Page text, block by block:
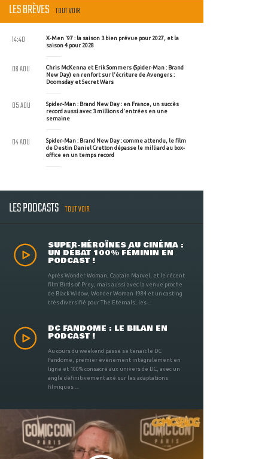
LES BRÈVES TOUT VOIR
X-Men '97 : la saison 3 bien prévue pour 2027, et la
saison 4 pour 2028
14:40
Chris McKenna et Erik Sommers (Spider-Man : Brand
New Day) en renfort sur l'écriture de Avengers :
Doomsday et Secret Wars
06 AOU
Spider-Man : Brand New Day : en France, un succès
record aussi avec 3 millions d'entrées en une
semaine
05 AOU
Spider-Man : Brand New Day : comme attendu, le film
de Destin Daniel Cretton dépasse le milliard au box-
office en un temps record
04 AOU
LES PODCASTS TOUT VOIR
SUPER-HÉROÏNES AU CINÉMA :
UN DÉBAT 100% FÉMININ EN
PODCAST !
Après Wonder Woman, Captain Marvel, et le récent
film Birds of Prey, mais aussi avec la venue proche
de Black Widow, Wonder Woman 1984 et un casting
très diversifié pour The Eternals, les ...
DC FANDOME : LE BILAN EN
PODCAST !
Au cours du weekend passé se tenait le DC
Fandome, premier évènement intégralement en
ligne et 100% consacré aux univers de DC, avec un
angle définitivement axé sur les adaptations
filmiques ...